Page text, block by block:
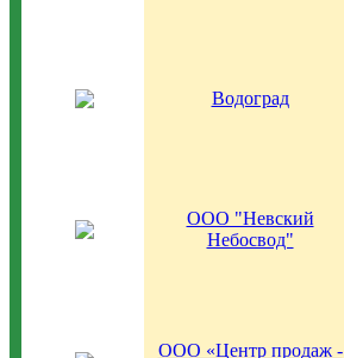
Водоград
ООО "Невский
Небосвод"
ООО «Центр продаж -